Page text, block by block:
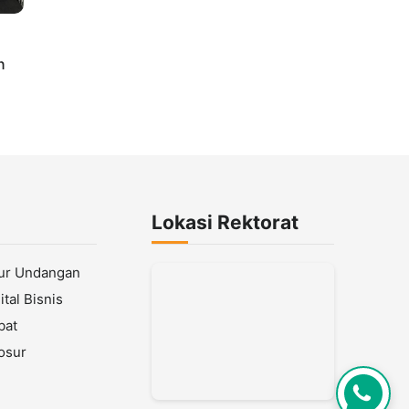
Undangan
Bisnis
Lokasi Rektorat